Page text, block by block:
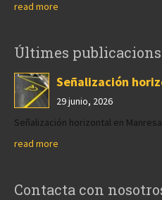
read more
Últimes publicacions
Señalización
29 junio, 2026
Señalización horizontal en Manresa
read more
Contacta con